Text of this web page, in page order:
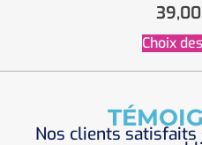
39,00
Choix
Nos clients